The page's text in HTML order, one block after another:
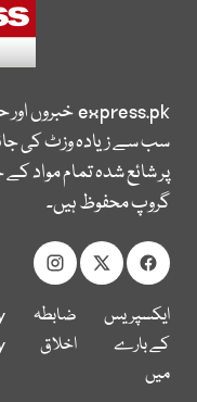
express.pkخبروں
سب سے زیادہ وزٹ کی
پر شائع شدہ تمام مواد
گروپ محفوظ ہیں۔
ایکسپریس
کے بارے
میں
ضابطہ
اخلاق